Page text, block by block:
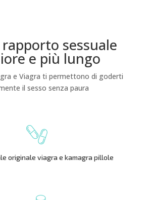
sessuale
e più lungo
e Viagra ti permettono di goderti
il sesso senza paura
originale viagra e kamagra pillole